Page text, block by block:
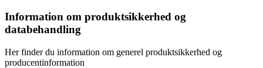
Information om produktsikkerhed og
databehandling
Her finder du information om generel produktsikkerhed og
producentinformation